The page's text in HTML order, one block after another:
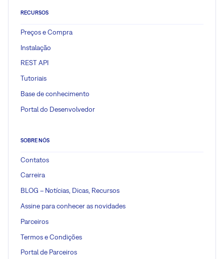
RECURSOS
Preços e Compra
Instalação
REST API
Tutoriais
Base de conhecimento
Portal do Desenvolvedor
SOBRE NÓS
Contatos
Carreira
BLOG – Notícias, Dicas, Recursos
Assine para conhecer as novidades
Parceiros
Termos e Condições
Portal de Parceiros